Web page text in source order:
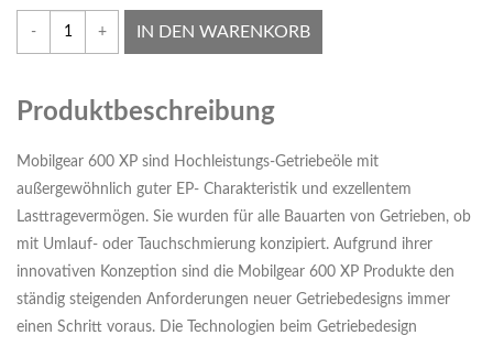
- + IN DEN WARENKORB
Produktbeschreibung
Mobilgear 600 XP sind Hochleistungs-Getriebeöle mit
außergewöhnlich guter EP- Charakteristik und exzellentem
Lasttragevermögen. Sie wurden für alle Bauarten von Getrieben, ob
mit Umlauf- oder Tauchschmierung konzipiert. Aufgrund ihrer
innovativen Konzeption sind die Mobilgear 600 XP Produkte den
ständig steigenden Anforderungen neuer Getriebedesigns immer
einen Schritt voraus. Die Technologien beim Getriebedesign